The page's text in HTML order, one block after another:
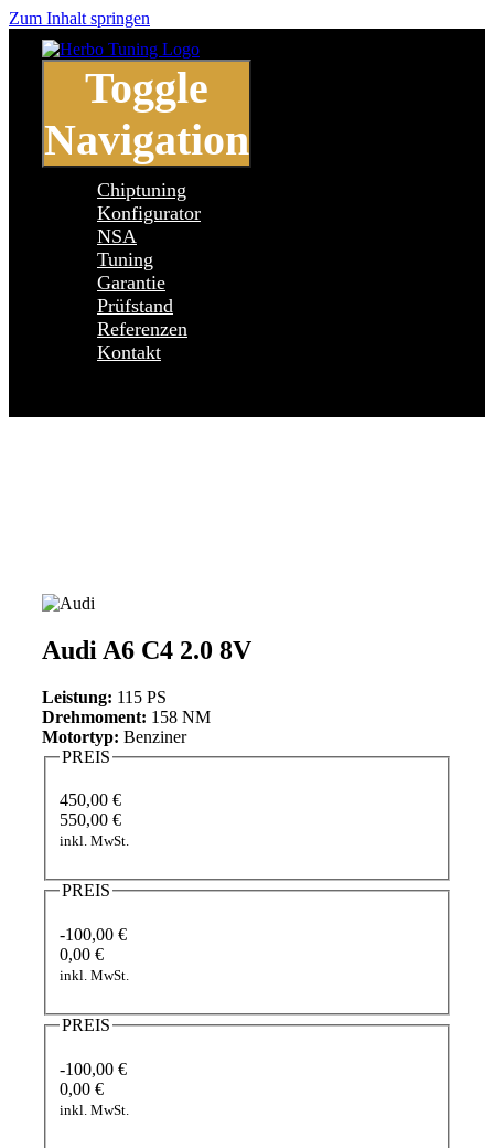
Zum Inhalt springen
Toggle
Navigation
Chiptuning
Konfigurator
NSA
Tuning
Garantie
Prüfstand
Referenzen
Kontakt
Audi A6 C4 2.0 8V
Leistung: 115 PS
Drehmoment: 158 NM
Motortyp: Benziner
PREIS
450,00 €
550,00 €
inkl. MwSt.
PREIS
-100,00 €
0,00 €
inkl. MwSt.
PREIS
-100,00 €
0,00 €
inkl. MwSt.